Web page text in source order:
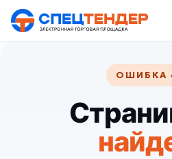
ОШИБКА